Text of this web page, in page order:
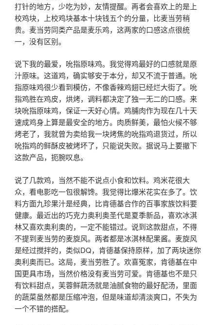
打针的地方，少吃为妙，友情提醒。再者会喜欢上的是上
校鸡块，上校鸡块基本十块钱五个的分量，比麦当劳稍
贵。麦当劳同类产品是麦乐鸡，这两家的口感这点很统
一，没有区别。
说下我的最爱，吮指原味鸡。我觉得鸡最好的口感就是原
汁原味。这道鸡，确实够安于本分，却又不流于普通。吮
指原味鸡很少看到模仿，不像香辣鸡翅已经烂大街了。吮
指鸡胜在鸡皮，烘烤，调料都决定了独一无二的口感。来
块吮指原味鸡，保证一天好心情。鸡脯肉作为现在几十天
速成鸡身上算是最安全的地方。肉质鲜美，最怕火候不够
烤老了，我就曾为卖给我一块烤焦的吮指鸡退货过，所以
吮指鸡的鲜酥皮被烤坏了，只能说失败。据说马上要撤下
这款产品，扼腕叹息。
说了几款鸡，当然不能不说点小食和饮料。鸡米花很大
众，看电影吃一包很解馋。我觉得比爆米花实在多了。饮
料方面九珍果汁是经典，比肯德基合作的百事家族饮料要
健康。最近出的巧克力奥利奥圣代是夏季新品，喜欢冰淇
林又喜欢奥利奥的，一定不能错过。说到这款甜点，不得
不提到麦当劳的麦旋风。两者都是冰淇林配果酱。麦旋风
是经过搅拌的，类似DQ，肯德基保持原样，加了两块迷你
奥利奥而已。这局，麦当劳胜了。欢喜冤家，肯德基在中
国更具市场，当然价格没有麦当劳可爱。肯德基也不是只
有饮料甜点，芙蓉鲜蔬汤就是油腻食物的最好配汤，里面
的蔬菜虽然都是压缩冲泡，但是味道却清淡爽口，不失为
一个不错的搭配。